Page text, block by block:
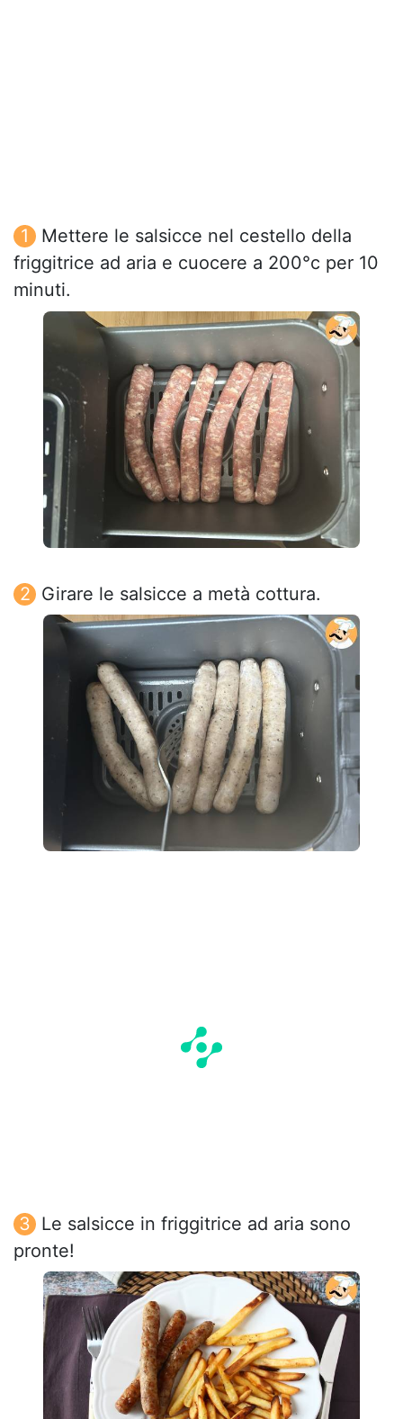
Mettere le salsicce nel cestello della
friggitrice ad aria e cuocere a 200°c per 10
minuti.
Girare le salsicce a metà cottura.
Le salsicce in friggitrice ad aria sono
pronte!